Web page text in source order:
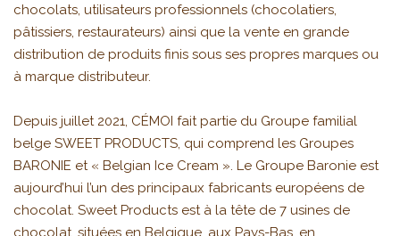
chocolats, utilisateurs professionnels (chocolatiers,
pâtissiers, restaurateurs) ainsi que la vente en grande
distribution de produits finis sous ses propres marques ou
à marque distributeur.
Depuis juillet 2021, CÉMOI fait partie du Groupe familial
belge SWEET PRODUCTS, qui comprend les Groupes
BARONIE et « Belgian Ice Cream ». Le Groupe Baronie est
aujourd’hui l’un des principaux fabricants européens de
chocolat. Sweet Products est à la tête de 7 usines de
chocolat, situées en Belgique, aux Pays-Bas, en